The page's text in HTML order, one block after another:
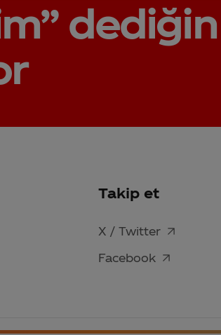
dediğin
Takip et
X / Twitter
Facebook